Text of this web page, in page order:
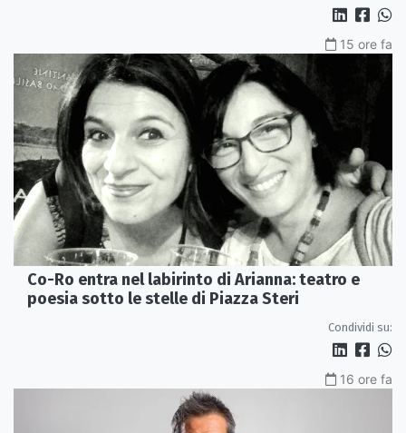
15 ore fa
Co-Ro entra nel labirinto di Arianna: teatro e
poesia sotto le stelle di Piazza Steri
Condividi su:
16 ore fa